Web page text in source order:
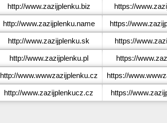
http://www.zazijplenku.biz https://
http://www.zazijplenku.name https://
http://www.zazijplenku.sk https://
http://www.zazijplenku.pl https://
http://www.wwwzazijplenku.cz https://
http://www.zazijplenkucz.cz https://